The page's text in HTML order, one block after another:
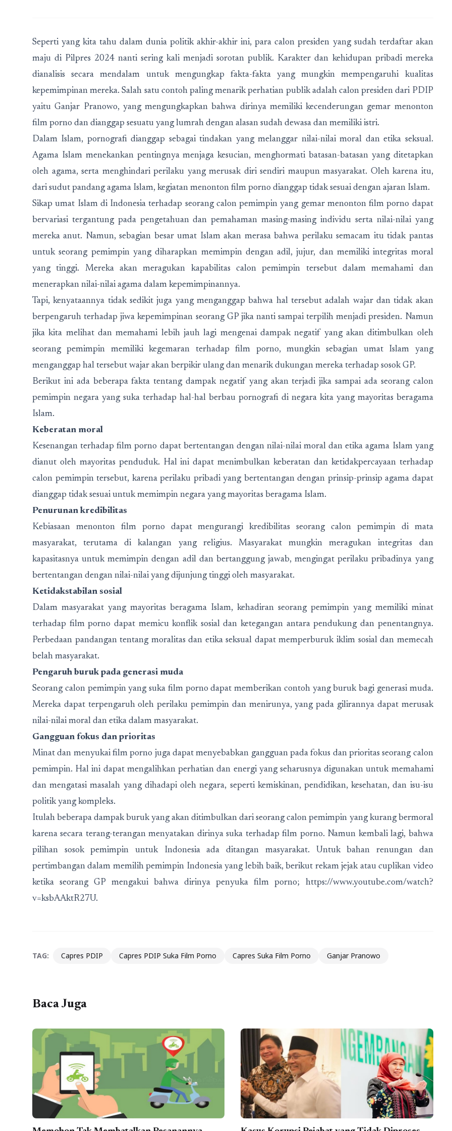
Seperti yang kita tahu dalam dunia politik akhir-akhir ini, para calon presiden yang sudah terdaftar akan
maju di Pilpres 2024 nanti sering kali menjadi sorotan publik. Karakter dan kehidupan pribadi mereka
dianalisis secara mendalam untuk mengungkap fakta-fakta yang mungkin mempengaruhi kualitas
kepemimpinan mereka. Salah satu contoh paling menarik perhatian publik adalah calon presiden dari PDIP
yaitu Ganjar Pranowo, yang mengungkapkan bahwa dirinya memiliki kecenderungan gemar menonton
film porno dan dianggap sesuatu yang lumrah dengan alasan sudah dewasa dan memiliki istri.
Dalam Islam, pornografi dianggap sebagai tindakan yang melanggar nilai-nilai moral dan etika seksual.
Agama Islam menekankan pentingnya menjaga kesucian, menghormati batasan-batasan yang ditetapkan
oleh agama, serta menghindari perilaku yang merusak diri sendiri maupun masyarakat. Oleh karena itu,
dari sudut pandang agama Islam, kegiatan menonton film porno dianggap tidak sesuai dengan ajaran Islam.
Sikap umat Islam di Indonesia terhadap seorang calon pemimpin yang gemar menonton film porno dapat
bervariasi tergantung pada pengetahuan dan pemahaman masing-masing individu serta nilai-nilai yang
mereka anut. Namun, sebagian besar umat Islam akan merasa bahwa perilaku semacam itu tidak pantas
untuk seorang pemimpin yang diharapkan memimpin dengan adil, jujur, dan memiliki integritas moral
yang tinggi. Mereka akan meragukan kapabilitas calon pemimpin tersebut dalam memahami dan
menerapkan nilai-nilai agama dalam kepemimpinannya.
Tapi, kenyataannya tidak sedikit juga yang menganggap bahwa hal tersebut adalah wajar dan tidak akan
berpengaruh terhadap jiwa kepemimpinan seorang GP jika nanti sampai terpilih menjadi presiden. Namun
jika kita melihat dan memahami lebih jauh lagi mengenai dampak negatif yang akan ditimbulkan oleh
seorang pemimpin memiliki kegemaran terhadap film porno, mungkin sebagian umat Islam yang
menganggap hal tersebut wajar akan berpikir ulang dan menarik dukungan mereka terhadap sosok GP.
Berikut ini ada beberapa fakta tentang dampak negatif yang akan terjadi jika sampai ada seorang calon
pemimpin negara yang suka terhadap hal-hal berbau pornografi di negara kita yang mayoritas beragama
Islam.
Keberatan moral
Kesenangan terhadap film porno dapat bertentangan dengan nilai-nilai moral dan etika agama Islam yang
dianut oleh mayoritas penduduk. Hal ini dapat menimbulkan keberatan dan ketidakpercayaan terhadap
calon pemimpin tersebut, karena perilaku pribadi yang bertentangan dengan prinsip-prinsip agama dapat
dianggap tidak sesuai untuk memimpin negara yang mayoritas beragama Islam.
Penurunan kredibilitas
Kebiasaan menonton film porno dapat mengurangi kredibilitas seorang calon pemimpin di mata
masyarakat, terutama di kalangan yang religius. Masyarakat mungkin meragukan integritas dan
kapasitasnya untuk memimpin dengan adil dan bertanggung jawab, mengingat perilaku pribadinya yang
bertentangan dengan nilai-nilai yang dijunjung tinggi oleh masyarakat.
Ketidakstabilan sosial
Dalam masyarakat yang mayoritas beragama Islam, kehadiran seorang pemimpin yang memiliki minat
terhadap film porno dapat memicu konflik sosial dan ketegangan antara pendukung dan penentangnya.
Perbedaan pandangan tentang moralitas dan etika seksual dapat memperburuk iklim sosial dan memecah
belah masyarakat.
Pengaruh buruk pada generasi muda
Seorang calon pemimpin yang suka film porno dapat memberikan contoh yang buruk bagi generasi muda.
Mereka dapat terpengaruh oleh perilaku pemimpin dan menirunya, yang pada gilirannya dapat merusak
nilai-nilai moral dan etika dalam masyarakat.
Gangguan fokus dan prioritas
Minat dan menyukai film porno juga dapat menyebabkan gangguan pada fokus dan prioritas seorang calon
pemimpin. Hal ini dapat mengalihkan perhatian dan energi yang seharusnya digunakan untuk memahami
dan mengatasi masalah yang dihadapi oleh negara, seperti kemiskinan, pendidikan, kesehatan, dan isu-isu
politik yang kompleks.
Itulah beberapa dampak buruk yang akan ditimbulkan dari seorang calon pemimpin yang kurang bermoral
karena secara terang-terangan menyatakan dirinya suka terhadap film porno. Namun kembali lagi, bahwa
pilihan sosok pemimpin untuk Indonesia ada ditangan masyarakat. Untuk bahan renungan dan
pertimbangan dalam memilih pemimpin Indonesia yang lebih baik, berikut rekam jejak atau cuplikan video
ketika seorang GP mengakui bahwa dirinya penyuka film porno; https://www.youtube.com/watch?
v=ksbAAktR27U.
TAG: Capres PDIP Capres PDIP Suka Film Porno Capres Suka Film Porno Ganjar Pranowo
Baca Juga